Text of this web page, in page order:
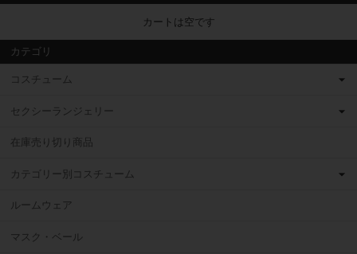
カートは空です
カテゴリ
コスチューム
セクシーランジェリー
在庫売り切り商品
カテゴリー別コスチューム
ルームウェア
マスク・ベール